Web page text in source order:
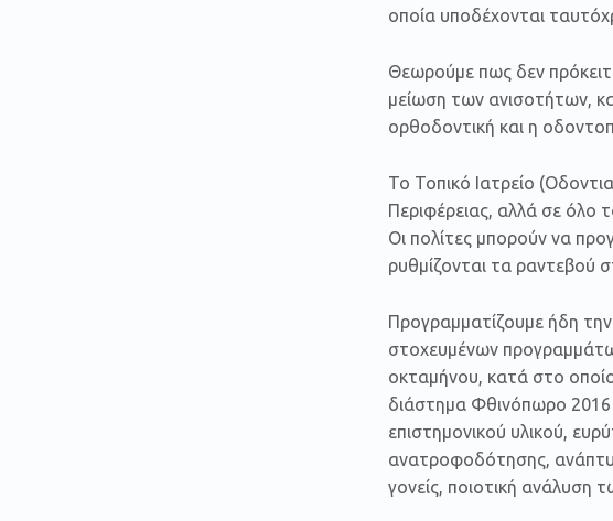
οποία υποδέχονται
Θεωρούμε πως δεν
μείωση των ανισοτήτων,
ορθοδοντική και η
Το Τοπικό Ιατρείο
Περιφέρειας, αλλά σε όλο
Οι πολίτες μπορούν να
ρυθμίζονται τα ραντεβού
Προγραμματίζουμε ήδη
στοχευμένων
οκταμήνου, κατά στο
διάστημα Φθινόπωρο 2016
επιστημονικού υλικού,
ανατροφοδότησης,
γονείς, ποιοτική ανάλυση